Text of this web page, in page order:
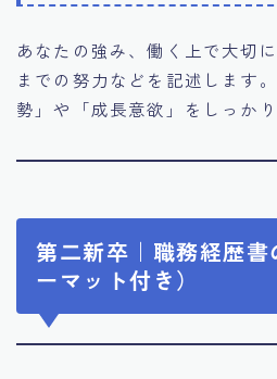
あなたの強み、働く上で大切
までの努力などを記述します
勢」や「成長意欲」をしっか
第二新卒｜職務経歴書
ーマット付き）